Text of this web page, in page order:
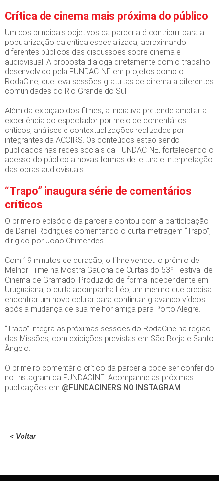
Crítica de cinema mais próxima do público
Um dos principais objetivos da parceria é contribuir para a
popularização da crítica especializada, aproximando
diferentes públicos das discussões sobre cinema e
audiovisual. A proposta dialoga diretamente com o trabalho
desenvolvido pela FUNDACINE em projetos como o
RodaCine, que leva sessões gratuitas de cinema a diferentes
comunidades do Rio Grande do Sul.
Além da exibição dos filmes, a iniciativa pretende ampliar a
experiência do espectador por meio de comentários
críticos, análises e contextualizações realizadas por
integrantes da ACCIRS. Os conteúdos estão sendo
publicados nas redes sociais da FUNDACINE, fortalecendo o
acesso do público a novas formas de leitura e interpretação
das obras audiovisuais.
“Trapo” inaugura série de comentários
críticos
O primeiro episódio da parceria contou com a participação
de Daniel Rodrigues comentando o curta-metragem “Trapo”,
dirigido por João Chimendes.
Com 19 minutos de duração, o filme venceu o prêmio de
Melhor Filme na Mostra Gaúcha de Curtas do 53º Festival de
Cinema de Gramado. Produzido de forma independente em
Uruguaiana, o curta acompanha Léo, um menino que precisa
encontrar um novo celular para continuar gravando vídeos
após a mudança de sua melhor amiga para Porto Alegre.
“Trapo” integra as próximas sessões do RodaCine na região
das Missões, com exibições previstas em São Borja e Santo
Ângelo.
O primeiro comentário crítico da parceria pode ser conferido
no Instagram da FUNDACINE. Acompanhe as próximas
publicações em @FUNDACINERS NO INSTAGRAM .
< Voltar